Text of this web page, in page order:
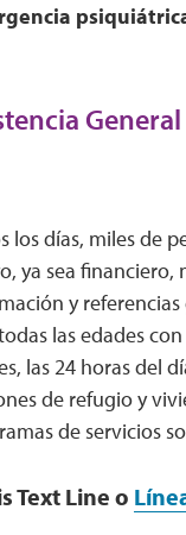
General
los días, miles de
ya sea financiero,
y
las edades
las 24 horas del
de refugio y
de servicios
Text Line o